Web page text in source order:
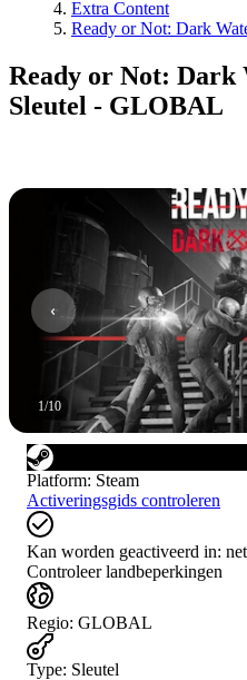
Extra Content
Ready or Not: Dark
Ready or Not: Dark
Sleutel - GLOBAL
1/10
Platform: Steam
Activeringsgids controleren
Kan worden geactiveerd in:
Controleer landbeperkingen
Regio: GLOBAL
Type: Sleutel